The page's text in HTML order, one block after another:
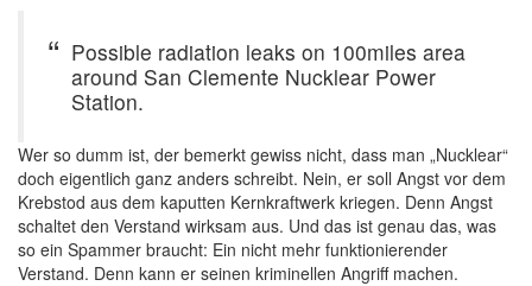
Possible radiation leaks on 100miles area
around San Clemente Nucklear Power
Station.
Wer so dumm ist, der bemerkt gewiss nicht, dass man „Nucklear“
doch eigentlich ganz anders schreibt. Nein, er soll Angst vor dem
Krebstod aus dem kaputten Kernkraftwerk kriegen. Denn Angst
schaltet den Verstand wirksam aus. Und das ist genau das, was
so ein Spammer braucht: Ein nicht mehr funktionierender
Verstand. Denn kann er seinen kriminellen Angriff machen.